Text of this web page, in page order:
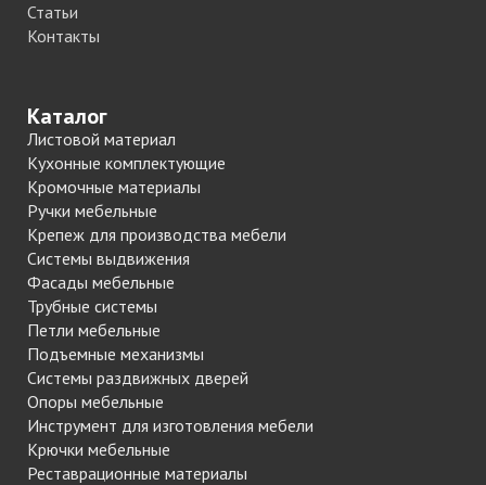
Статьи
Контакты
Каталог
Листовой материал
Кухонные комплектующие
Кромочные материалы
Ручки мебельные
Крепеж для производства мебели
Системы выдвижения
Фасады мебельные
Трубные системы
Петли мебельные
Подъемные механизмы
Системы раздвижных дверей
Опоры мебельные
Инструмент для изготовления мебели
Крючки мебельные
Реставрационные материалы